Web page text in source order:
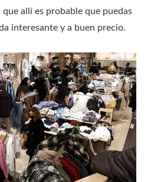
que allí es probable que puedas
interesante y a buen precio.